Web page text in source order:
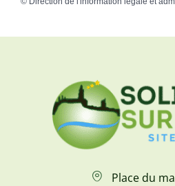
Place du